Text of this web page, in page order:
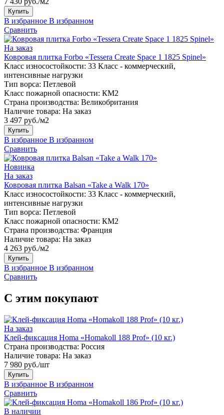
Купить
В избранное В избранном
Сравнить
На заказ
Ковровая плитка Forbo «Tessera Create Space 1 1825 Spinel»
Класс износостойкости: 33 Класс - коммерческий,
интенсивные нагрузки
Тип ворса: Петлевой
Класс пожарной опасности: КМ2
Страна производства: Великобритания
Наличие товара: На заказ
3 497 руб./м2
Купить
В избранное В избранном
Сравнить
Новинка
На заказ
Ковровая плитка Balsan «Take a Walk 170»
Класс износостойкости: 33 Класс - коммерческий,
интенсивные нагрузки
Тип ворса: Петлевой
Класс пожарной опасности: КМ2
Страна производства: Франция
Наличие товара: На заказ
4 263 руб./м2
Купить
В избранное В избранном
Сравнить
С этим покупают
На заказ
Клей-фиксация Homa «Homakoll 188 Prof» (10 кг.)
Страна производства: Россия
Наличие товара: На заказ
7 980 руб./шт
Купить
В избранное В избранном
Сравнить
В наличии